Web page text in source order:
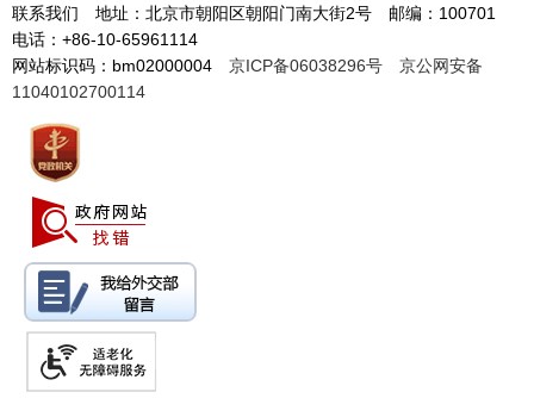
联系我们 地址：北京市朝阳区朝阳门南大街2号 邮编：100701
电话：+86-10-65961114
网站标识码：bm02000004 京ICP备06038296号
京公网安备
11040102700114